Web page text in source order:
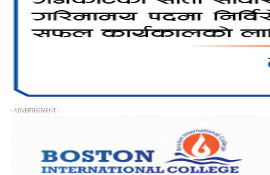
- ADVERTISEMENT -